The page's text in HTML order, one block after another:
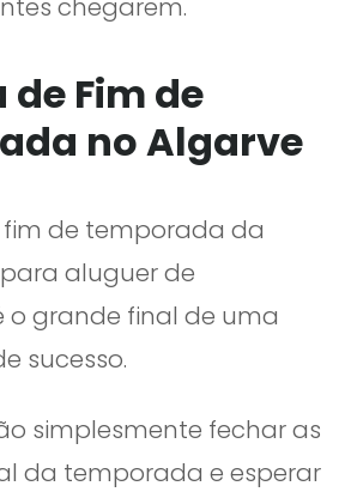
chegarem.
de Fim de
no Algarve
fim de temporada da
aluguer de
grande final de uma
sucesso.
simplesmente fechar as
da temporada e esperar